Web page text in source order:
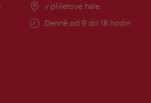
Místo:
v příletové hale
Provozní
Denně od 9 do 18 hodin